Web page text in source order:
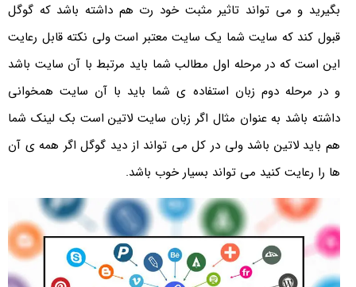
بگیرید و می تواند تاثیر مثبت خود رت هم داشته باشد که گوگل
قبول کند که سایت شما یک سایت معتبر است ولی نکته قابل رعایت
این است که در مرحله اول مطالب شما باید مرتبط با آن سایت باشد
و در مرحله دوم زبان استفاده ی شما باید با آن سایت همخوانی
داشته باشد به عنوان مثال اگر زبان سایت لاتین است بک لینک شما
هم باید لاتین باشد ولی در کل می تواند از دید گوگل اگر همه ی آن
ها را رعایت کنید می تواند بسیار خوب باشد.